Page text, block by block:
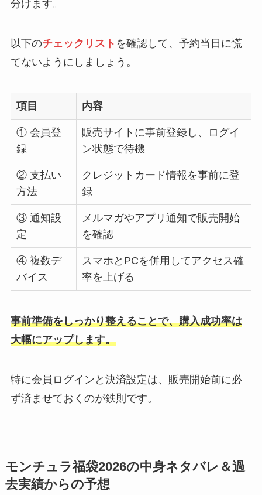
分けます。
以下のチェックリスト を確認して、予約当日に慌
てないようにしましょう。
項目 内容
① 会員登
録
販売サイトに事前登録し、ログイ
ン状態で待機
② 支払い
方法
クレジットカード情報を事前に登
録
③ 通知設
定
メルマガやアプリ通知で販売開始
を確認
④ 複数デ
バイス
スマホとPCを併用してアクセス確
率を上げる
事前準備をしっかり整えることで、購入成功率は
大幅にアップします。
特に会員ログインと決済設定は、販売開始前に必
ず済ませておくのが鉄則です。
モンチュラ福袋2026の中身ネタバレ＆過
去実績からの予想